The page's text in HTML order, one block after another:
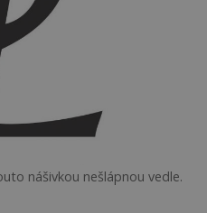
nášivkou nešlápnou vedle.